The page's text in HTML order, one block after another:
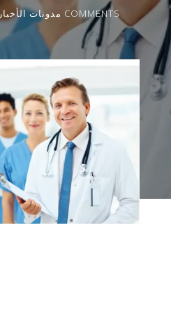
مدونات الأخبار 0 COMMENTS